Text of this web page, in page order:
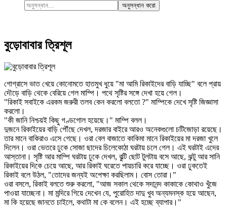
অনুসন্ধান করো
বুড়োবাবার ত্রিশূল
গোগ্রাসে ভাত খেয়ে কোনোমতে হাতমুখ ধুয়ে "মা আমি রিকাইদের বাড়ি যাচ্ছি" বলে প্রায়
দৌড়ে বাড়ি থেকে বেরিয়ে গেল মাম্পি। পথে সৃষ্টির সঙ্গে দেখা হয়ে গেল।
"রিকাই সবাইকে এরকম জরুরী তলব কেন করলো বলতো ?" মাম্পিকে দেখে সৃষ্টি জিজ্ঞাসা
করলো।
"কী জানি নিশ্চয়ই কিছু গণ্ডগোল হয়েছে।" মাম্পি বলল।
দুজনে রিকাইয়ের বাড়ি পৌঁছে দেখল, দরজার বাইরে আরও অনেকগুলো চটিজোড়া রয়েছে।
তার মানে বাকিরাও এসে গেছে। ওরা বেল বাজাতে কাকিমা মানে রিকাইয়ের মা দরজা খুলে
দিলেন। ওরা ভেতরে ঢুকে সোজা ছাদের চিলেকোঠা ঘরটায় চলে গেল। এই ঘরটাই এদের
আস্তানা। সৃষ্টি আর মাম্পি ঘরটায় ঢুকে দেখল, বুল্টি ছোট টুলটায় বসে আছে, ঝন্টু আর সানি
রিকাইয়ের দিকে চেয়ে আছে, আর রিকাই ঘরেতে পায়চারি করে যাচ্ছে। ওরা ঢুকতেই
রিকাই বলে উঠল, "তোদের জন্যই অপেক্ষা করছিলাম। বোস তোরা।"
ওরা বসলে, রিকাই বলতে শুরু করলো, "আজ সকাল থেকে সদানন্দ কাকাকে কোথাও খুঁজে
পাওয়া যাচ্ছেনা। মা মন্দিরে গিয়ে দেখেন যে, পুরোহিত দাদু খুব অন্যমনস্ক হয়ে আছেন,
মা কি হয়েছে জানতে চাইলে, কথাটা মা কে বলেন। এই হচ্ছে ব্যাপার।"